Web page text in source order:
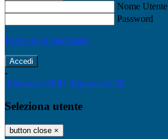
Nome Utente
Password
Password dimenticata?
-
Entra con SPID Entra con CIE
Seleziona utente
button close ×